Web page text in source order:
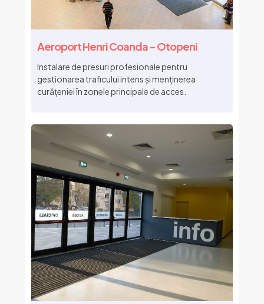
Aeroport Henri Coanda - Otopeni
Instalare de presuri profesionale pentru
gestionarea traficului intens și menținerea
curățeniei în zonele principale de acces.